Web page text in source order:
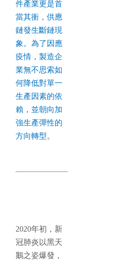
件產業更是首
當其衝，供應
鏈發生斷鏈現
象。為了因應
疫情，製造企
業無不思索如
何降低對單一
生產因素的依
賴，並朝向加
強生產彈性的
方向轉型。
2020年初，新
冠肺炎以黑天
鵝之姿爆發，